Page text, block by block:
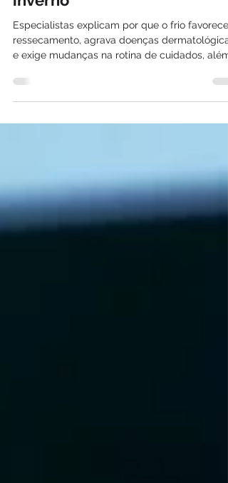
pele e o couro cabeludo no
inverno
Especialistas explicam por que o frio favorece
e exige mudanças na rotina de cuidados, além
de tornar esta a melhor época para investir em